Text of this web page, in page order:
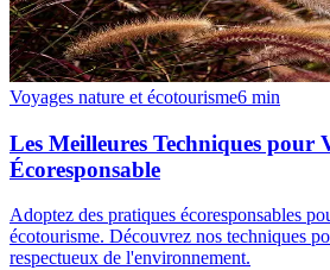
Voyages nature et écotourisme6 min
Les Meilleures Techniques pour
Écoresponsable
Adoptez des pratiques écoresponsables
écotourisme. Découvrez nos techniques
respectueux de l'environnement.